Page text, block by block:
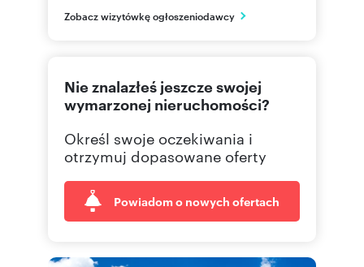
PL
Zobacz wizytówkę ogłoszeniodawcy
Nie znalazłeś jeszcze swojej
wymarzonej nieruchomości?
Określ swoje oczekiwania i
otrzymuj dopasowane oferty
Powiadom o nowych ofertach